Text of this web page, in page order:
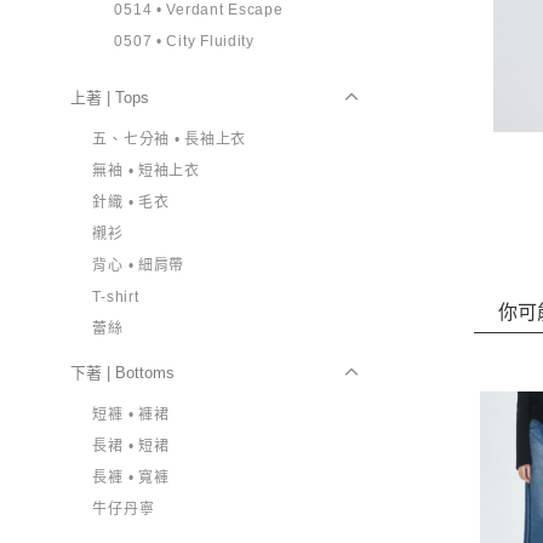
你可
0514 • Verdant Escape
0507 • City Fluidity
上著 | Tops
五、七分袖 • 長袖上衣
無袖 • 短袖上衣
針織 • 毛衣
襯衫
背心 • 細肩帶
T-shirt
蕾絲
下著 | Bottoms
短褲 • 褲裙
長裙 • 短裙
長褲 • 寬褲
牛仔丹寧